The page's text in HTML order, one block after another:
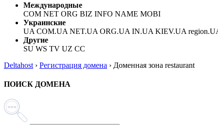
Международные
COM NET ORG BIZ INFO NAME MOBI
Украинские
UA COM.UA NET.UA ORG.UA IN.UA KIEV.UA
Другие
SU WS TV UZ CC
Deltahost › Регистрация домена › Доменная зона restaurant
ПОИСК ДОМЕНА